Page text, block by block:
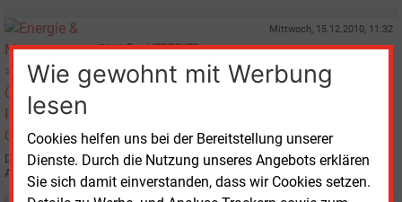
Wie gewohnt mit Werbung
lesen
Cookies helfen uns bei der Bereitstellung unserer
Dienste. Durch die Nutzung unseres Angebots erklären
Sie sich damit einverstanden, dass wir Cookies setzen.
Mittwoch, 15.12.2010, 11:32
E&M VERTRIEB
Ökogas-Produkte von Gelsenwasser
Die Gelsenwasser AG bietet ab 2011 auch Gas-Mischprodukte mit einem
Anteil von 10 und 20 % Biomethan an.